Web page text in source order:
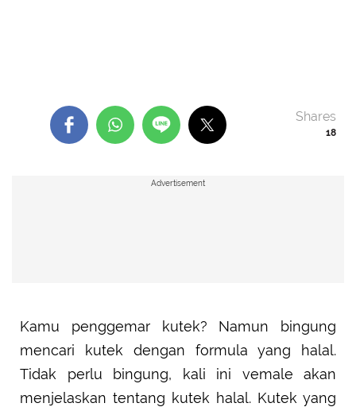
18
Shares
Advertisement
Kamu penggemar kutek? Namun bingung
mencari kutek dengan formula yang halal.
Tidak perlu bingung, kali ini vemale akan
menjelaskan tentang kutek halal. Kutek yang